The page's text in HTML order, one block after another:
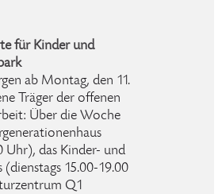
für Kinder und
ab Montag, den 11.
Träger der offenen
Über die Woche
Uhr), das Kinder- und
15.00-19.00
Q1